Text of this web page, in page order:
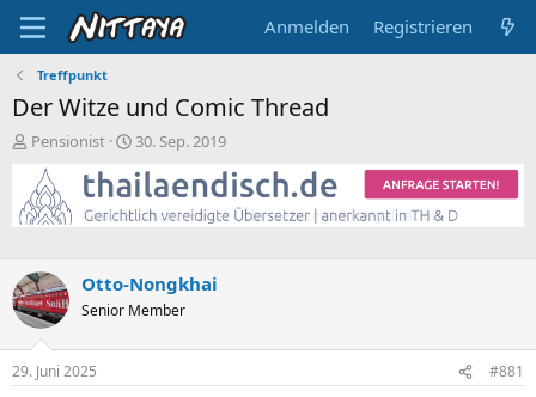
Anmelden Registrieren
Treffpunkt
Der Witze und Comic Thread
E
s
t
e
l
e
r
Pensionist
E
s
t
e
t
a
30. Sep. 2019
Otto-Nongkhai
Senior Member
29. Juni 2025 #881